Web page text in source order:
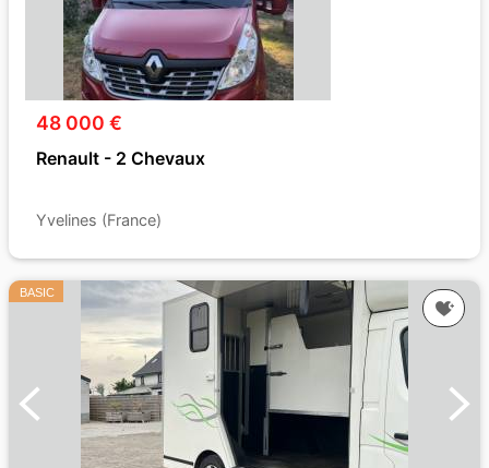
48 000 €
Renault - 2 Chevaux
Yvelines (France)
BASIC